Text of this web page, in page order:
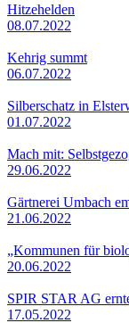
Hitzehelden
08.07.2022
Kehrig summt
06.07.2022
Silberschatz in
01.07.2022
Mach mit:
29.06.2022
Gärtnerei Umbach
21.06.2022
„Kommunen für
20.06.2022
SPIR STAR AG
17.05.2022